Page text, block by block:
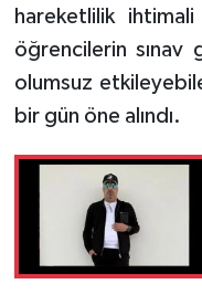
hareketlilik
öğrencilerin sınav
olumsuz
bir gün öne alındı.